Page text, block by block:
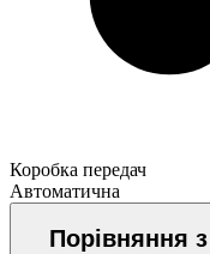
Коробка передач
Автоматична
Порівняння